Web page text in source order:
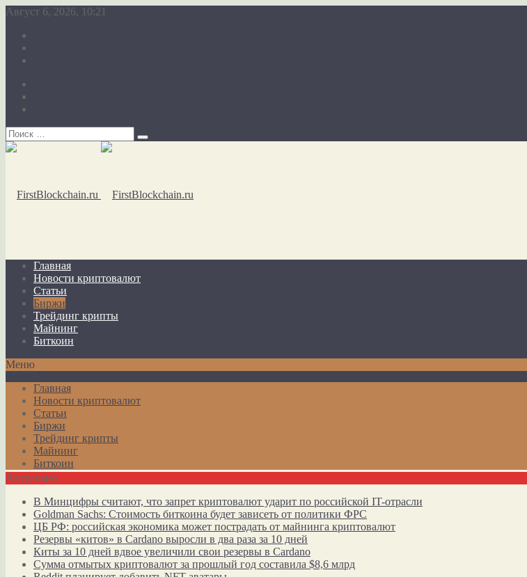
Август 6, 2026, 10:21
Главная
Новости криптовалют
Статьи
Биржи
Трейдинг крипты
Майнинг
Биткоин
Меню
Главная
Новости криптовалют
Статьи
Биржи
Трейдинг крипты
Майнинг
Биткоин
Актуально
В Минцифры считают, что запрет криптовалют ударит по российской IT-отрасли
Goldman Sachs: Стоимость биткоина будет зависеть от политики ФРС
ЦБ РФ: российская экономика может пострадать от майнинга криптовалют
Резервы «китов» в Cardano выросли в два раза за 10 дней
Киты за 10 дней вдвое увеличили свои резервы в Cardano
Сумма отмытых криптовалют за прошлый год составила $8,6 млрд